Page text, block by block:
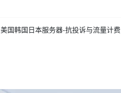
美国韩国日本服务器-抗投诉与流量计